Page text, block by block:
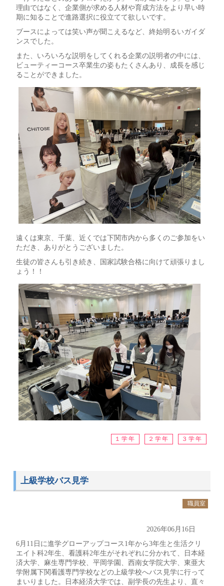
理由ではなく、企業側が求める人材や育成方法をより早い時
期に知ることで進路選択に役立てて欲しいです。
ブースによっては笑い声が聞こえるなど、終始明るいガイダ
ンスでした。
また、いろいろな説明をしてくれる企業の説明者の中には、
ビューティーコース卒業生の姿もたくさんあり、成長を感じ
ることができました。
遠くは東京、千葉、近くでは下関市内から多くのご参加をい
ただき、ありがとうございました。
生徒の皆さんも引き続き、国家試験合格に向けて頑張りまし
ょう！！
１学年 ２学年 ３学年
上級学校バス見学
職員室
2026年06月16日
6月11日に進学グローアップコース1年から3年生と生活クリ
エイト科2年生、看護科2年生がそれぞれに分かれて、日本経
済大学、麻生専門学校、平岡学園、西南女学院大学、東亜大
学附属下関看護専門学校などの上級学校へバス見学に行って
まいりました。日本経済大学では、副学長の先生より、直々